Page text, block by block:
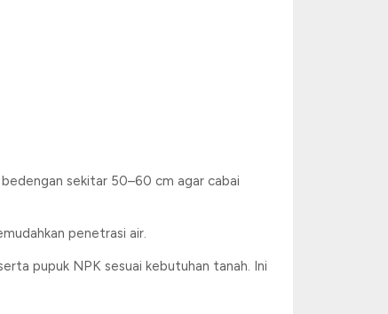
sekitar 50–60 cm agar cabai
penetrasi air.
pupuk NPK sesuai kebutuhan tanah. Ini